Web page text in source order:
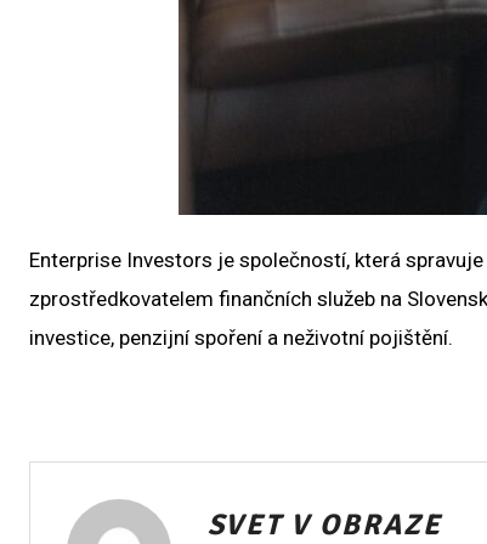
Enterprise Investors je společností, která
zprostředkovatelem finančních služeb na
investice, penzijní spoření a neživotní pojištění.
SVET V OBRAZE